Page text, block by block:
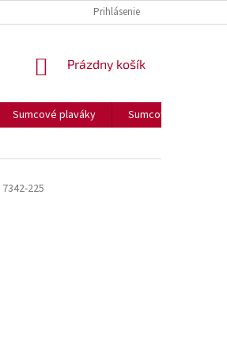
FORMULÁR NA ODSTÚPENIE OD ZMLUVY
Prihlásenie
NÁKUPNÝ
Prázdny košík
Sumcové plaváky
Sumcové olova
7342-225